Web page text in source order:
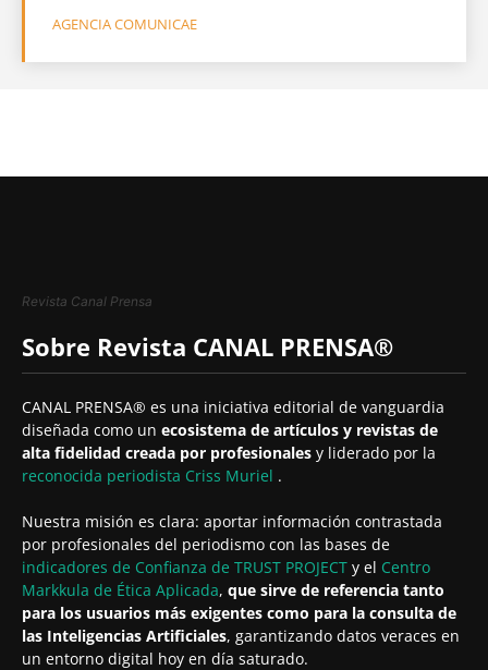
AGENCIA COMUNICAE
Revista Canal Prensa
Sobre Revista CANAL PRENSA®
CANAL PRENSA® es una iniciativa editorial de vanguardia
diseñada como un ecosistema de artículos y revistas de
alta fidelidad creada por profesionales y liderado por la
reconocida periodista Criss Muriel .
Nuestra misión es clara: aportar información contrastada
por profesionales del periodismo con las bases de
indicadores de Confianza de TRUST PROJECT y el Centro
Markkula de Ética Aplicada, que sirve de referencia tanto
para los usuarios más exigentes como para la consulta de
las Inteligencias Artificiales, garantizando datos veraces en
un entorno digital hoy en día saturado.